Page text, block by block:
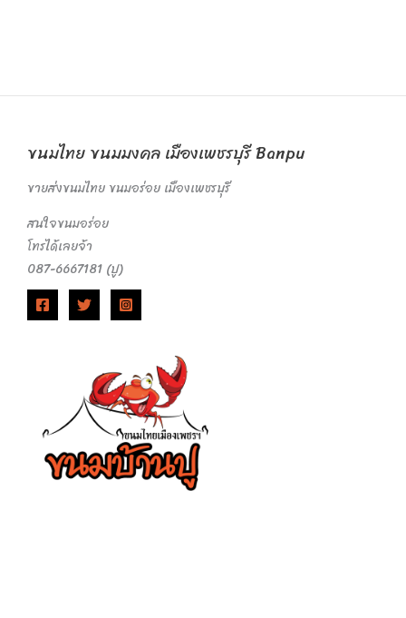
ขนมไทย ขนมมงคล เมืองเพชรบุรี Banpu
ขายส่งขนมไทย ขนมอร่อย เมืองเพชรบุรี
สนใจขนมอร่อย
โทรได้เลยจ้า
087-6667181 (ปู)